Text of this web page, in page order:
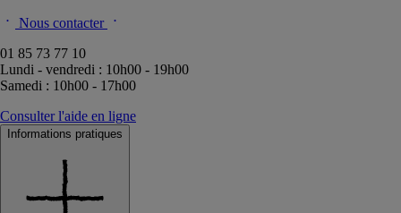
Nous contacter
01 85 73 77 10
Lundi - vendredi : 10h00 - 19h00
Samedi : 10h00 - 17h00
Consulter l'aide en ligne
Informations pratiques